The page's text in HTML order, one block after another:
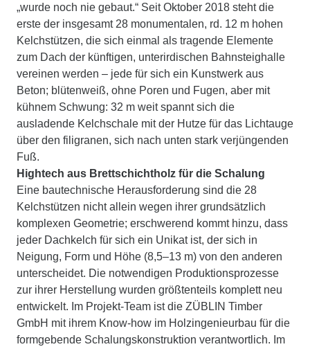
„wurde noch nie gebaut.“ Seit Oktober 2018 steht die
erste der insgesamt 28 monumentalen, rd. 12 m hohen
Kelchstützen, die sich einmal als tragende Elemente
zum Dach der künftigen, unterirdischen Bahnsteighalle
vereinen werden – jede für sich ein Kunstwerk aus
Beton; blütenweiß, ohne Poren und Fugen, aber mit
kühnem Schwung: 32 m weit spannt sich die
ausladende Kelchschale mit der Hutze für das Lichtauge
über den filigranen, sich nach unten stark verjüngenden
Fuß.
Hightech aus Brettschichtholz für die Schalung
Eine bautechnische Herausforderung sind die 28
Kelchstützen nicht allein wegen ihrer grundsätzlich
komplexen Geometrie; erschwerend kommt hinzu, dass
jeder Dachkelch für sich ein Unikat ist, der sich in
Neigung, Form und Höhe (8,5–13 m) von den anderen
unterscheidet. Die notwendigen Produktionsprozesse
zur ihrer Herstellung wurden größtenteils komplett neu
entwickelt. Im Projekt-Team ist die ZÜBLIN Timber
GmbH mit ihrem Know-how im Holzingenieurbau für die
formgebende Schalungskonstruktion verantwortlich. Im